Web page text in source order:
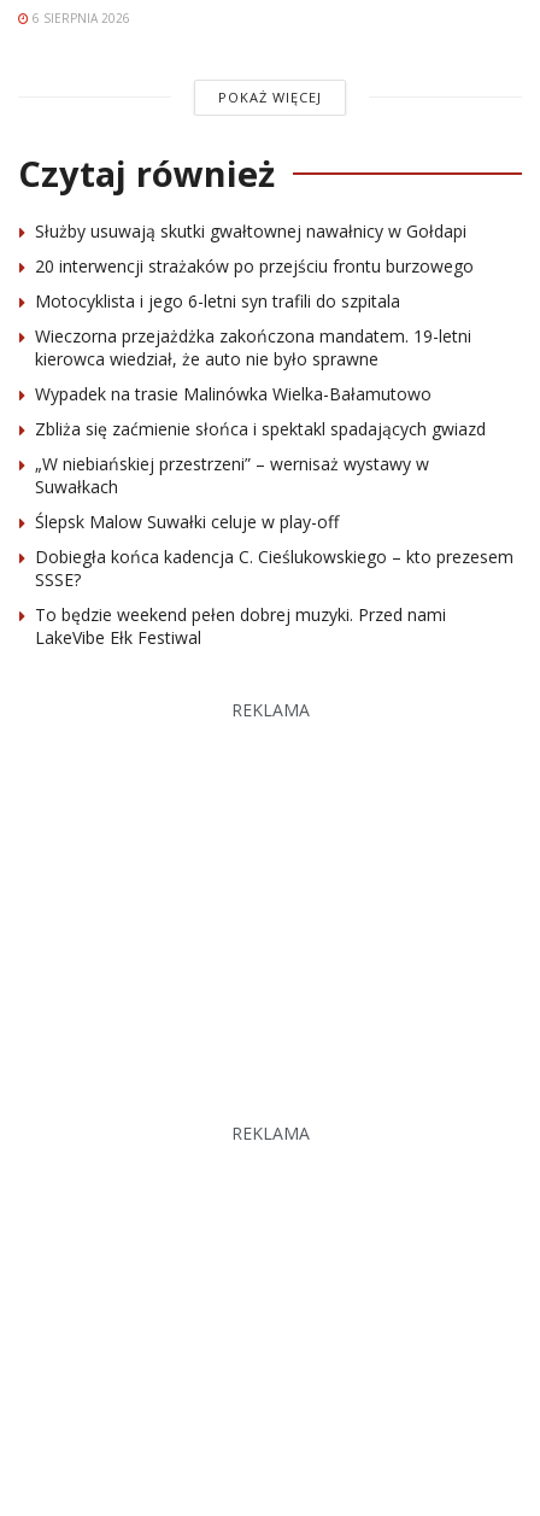
6 SIERPNIA 2026
POKAŻ WIĘCEJ
Czytaj również
Służby usuwają skutki gwałtownej nawałnicy w Gołdapi
20 interwencji strażaków po przejściu frontu burzowego
Motocyklista i jego 6-letni syn trafili do szpitala
Wieczorna przejażdżka zakończona mandatem. 19-letni
kierowca wiedział, że auto nie było sprawne
Wypadek na trasie Malinówka Wielka-Bałamutowo
Zbliża się zaćmienie słońca i spektakl spadających gwiazd
„W niebiańskiej przestrzeni” – wernisaż wystawy w
Suwałkach
Ślepsk Malow Suwałki celuje w play-off
Dobiegła końca kadencja C. Cieślukowskiego – kto prezesem
SSSE?
To będzie weekend pełen dobrej muzyki. Przed nami
LakeVibe Ełk Festiwal
REKLAMA
REKLAMA